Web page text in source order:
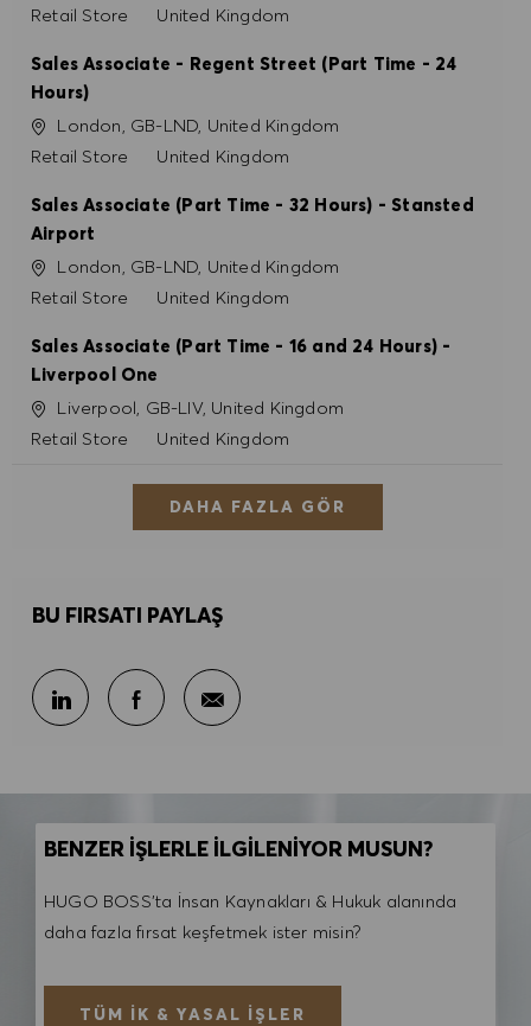
Kategori
Retail Store United Kingdom
Sales Associate - Regent Street (Part Time - 24
Hours)
KonumLondon, GB-LND, United Kingdom
Kategori
Retail Store United Kingdom
Sales Associate (Part Time - 32 Hours) - Stansted
Airport
KonumLondon, GB-LND, United Kingdom
Kategori
Retail Store United Kingdom
Sales Associate (Part Time - 16 and 24 Hours) -
Liverpool One
KonumLiverpool, GB-LIV, United Kingdom
Kategori
Retail Store United Kingdom
DAHA FAZLA GÖR
BU FIRSATI PAYLAŞ
LinkedIn ile paylaş
Facebook ile paylaş
E-posta ile paylaş
BENZER İŞLERLE İLGİLENİYOR MUSUN?
HUGO BOSS'ta İnsan Kaynakları & Hukuk alanında
daha fazla fırsat keşfetmek ister misin?
TÜM İK & YASAL İŞLER